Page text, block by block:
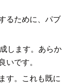
るために、パブ
します。あらか
です。
す。これも既に